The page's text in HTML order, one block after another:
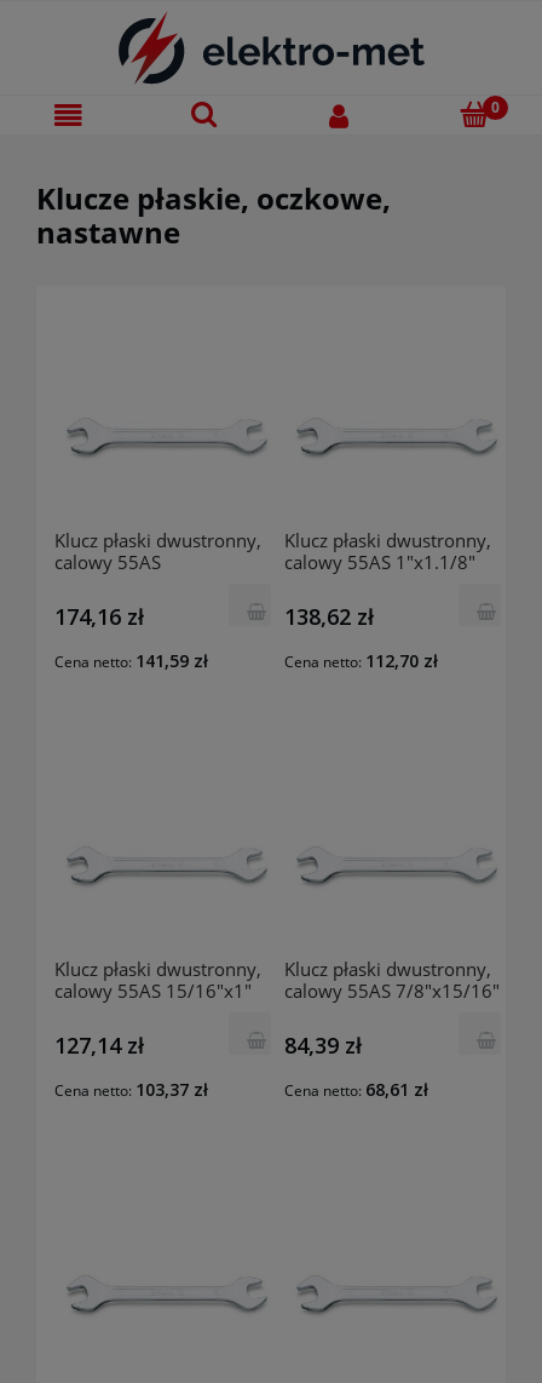
Klucze płaskie, oczkowe,
nastawne
Klucz płaski dwustronny,
calowy 55AS
000550267 BETA
174,16 zł
Cena netto: 141,59 zł
Klucz płaski dwustronny,
calowy 55AS 1"x1.1/8"
138,62 zł
Cena netto: 112,70 zł
Klucz płaski dwustronny,
calowy 55AS 15/16"x1"
127,14 zł
Cena netto: 103,37 zł
Klucz płaski dwustronny,
calowy 55AS 7/8"x15/16"
84,39 zł
Cena netto: 68,61 zł